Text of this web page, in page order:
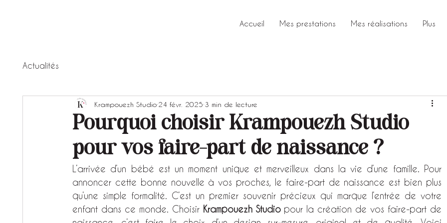
Accueil Mes prestations Mes réalisations Plus
Actualités
Pourquoi choisir Krampouezh Studio
pour vos faire-part de naissance ?
Krampouezh Studio 24 févr. 2025 3 min de lecture
L’arrivée d’un bébé est un moment unique et merveilleux dans la vie d’une famille. Pour
annoncer cette bonne nouvelle à vos proches, le faire-part de naissance est bien plus
qu’une simple formalité. C’est un premier souvenir précieux qui marque l’entrée de votre
enfant dans ce monde. Choisir Krampouezh Studio pour la création de vos faire-part de